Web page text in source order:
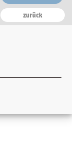
zurück